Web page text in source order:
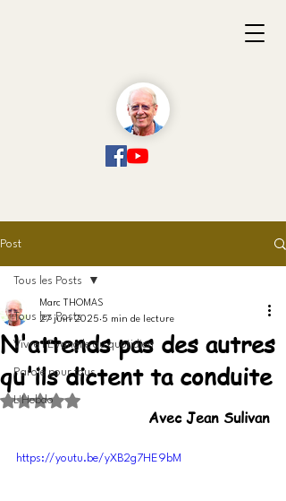
Post
Tous les Posts
Vivre l'Evangile au quotidien
Parole pour tous
L'Hebdo
Tous les Posts
N'attends pas des autres
qu'ils dictent ta conduite
Marc THOMAS
27 juin 2025 5 min de lecture
Noté NaN étoiles sur 5.
Avec Jean Sulivan
https://youtu.be/yXB2g7HE9bM